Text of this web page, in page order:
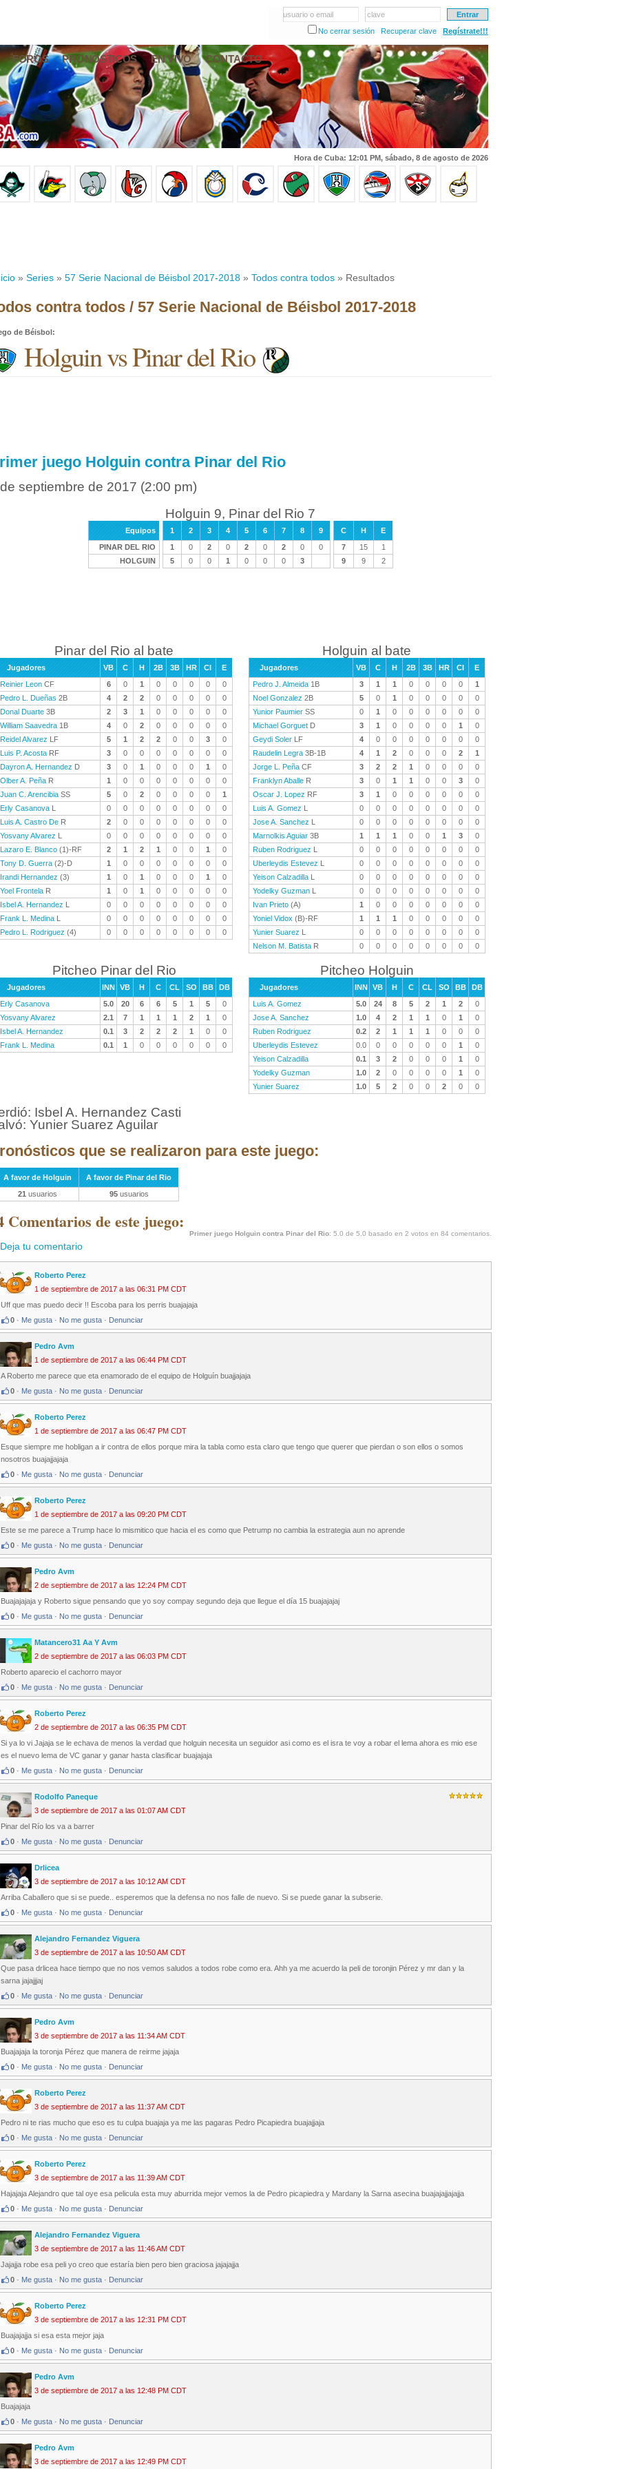
usuario o email
clave
No cerrar sesión
Recuperar clave Regístrate!!!
FOROS PRONÓSTICOS EN VIVO CONTACTO
Hora de Cuba: 12:01 PM, sábado, 8 de agosto de 2026
» Series » 57 Serie Nacional de Béisbol 2017-2018 » Todos contra todos » Resultados
contra todos / 57 Serie Nacional de Béisbol 2017-2018
de Béisbol:
Holguin vs Pinar del Rio
juego Holguin contra Pinar del Rio
septiembre de 2017 (2:00 pm)
Holguin 9, Pinar del Rio 7
Equipos 1 2 3 4 5 6 7 8 9 C H
E
PINAR DEL RIO
1 0 2 0 2 0 2 0 0 7 15
1
HOLGUIN
5 0 0 1 0 0 0 3 9 9 2
Pinar del Rio al bate
Jugadores VB C H 2B 3B HR CI
E
Reinier Leon CF 6 0 1 0 0 0 0
0
Pedro L. Dueñas 2B 4 2 2 0 0 0 0
0
Donal Duarte 3B 2 3 1 0 0 0 0
0
William Saavedra 1B 4 0 2 0 0 0 0
0
Reidel Alvarez LF 5 1 2 2 0 0 3
0
Luis P. Acosta RF 3 0 0 0 0 0 0
0
Dayron A. Hernandez D 3 0 1 0 0 0 1
0
Olber A. Peña R 1 0 0 0 0 0 0
0
Juan C. Arencibia SS 5 0 2 0 0 0 0
1
Erly Casanova L 0 0 0 0 0 0 0
0
Luis A. Castro De R 2 0 0 0 0 0 0
0
Yosvany Alvarez L 0 0 0 0 0 0 0
0
Lazaro E. Blanco (1)-RF 2 1 2 1 0 0 1
0
Tony D. Guerra (2)-D 1 0 0 0 0 0 0
0
Irandi Hernandez (3) 1 0 1 0 0 0 1
0
Yoel Frontela R 1 0 1 0 0 0 0
0
Isbel A. Hernandez L 0 0 0 0 0 0 0
0
Frank L. Medina L 0 0 0 0 0 0 0
0
Pedro L. Rodriguez (4) 0 0 0 0 0 0 0 0
Holguin al bate
Jugadores VB C H 2B 3B HR CI
E
Pedro J. Almeida 1B 3 1 1 0 0 0 0
1
Noel Gonzalez 2B 5 0 1 0 0 0 0
0
Yunior Paumier SS 0 1 0 0 0 0 0
0
Michael Gorguet D 3 1 0 0 0 0 1
0
Geydi Soler LF 4 0 0 0 0 0 0
0
Raudelin Legra 3B-1B 4 1 2 0 0 0 2
1
Jorge L. Peña CF 3 2 2 1 0 0 0
0
Franklyn Aballe R 3 0 1 1 0 0 3
0
Oscar J. Lopez RF 3 1 0 0 0 0 0
0
Luis A. Gomez L 0 0 0 0 0 0 0
0
Jose A. Sanchez L 0 0 0 0 0 0 0
0
Marnolkis Aguiar 3B 1 1 1 0 0 1 3
0
Ruben Rodriguez L 0 0 0 0 0 0 0
0
Uberleydis Estevez L 0 0 0 0 0 0 0
0
Yeison Calzadilla L 0 0 0 0 0 0 0
0
Yodelky Guzman L 0 0 0 0 0 0 0
0
Ivan Prieto (A) 1 0 0 0 0 0 0
0
Yoniel Vidox (B)-RF 1 1 1 0 0 0 0
0
Yunier Suarez L 0 0 0 0 0 0 0
0
Nelson M. Batista R 0 0 0 0 0 0 0 0
Pitcheo Pinar del Rio
Jugadores INN VB H C CL SO BB
DB
Erly Casanova
5.0 20 6 6 5 1 5
0
Yosvany Alvarez
2.1 7 1 1 1 2 1
0
Isbel A. Hernandez
0.1 3 2 2 2 1 0
0
Frank L. Medina
0.1 1 0 0 0 0 0 0
Pitcheo Holguin
Jugadores INN VB H C CL SO BB
DB
Luis A. Gomez
5.0 24 8 5 2 1 2
0
Jose A. Sanchez
1.0 4 2 1 1 0 1
0
Ruben Rodriguez
0.2 2 1 1 1 0 0
0
Uberleydis Estevez
0.0 0 0 0 0 0 1
0
Yeison Calzadilla
0.1 3 2 0 0 0 1
0
Yodelky Guzman
1.0 2 0 0 0 0 1
0
Yunier Suarez
1.0 5 2 0 0 2 0 0
Isbel A. Hernandez Casti
Yunier Suarez Aguilar
que se realizaron para este juego:
A favor de Holguin
A favor de Pinar del Rio
21 usuarios 95usuarios
Comentarios de este juego:
Primer juego Holguin contra Pinar del Rio: 5.0 de 5.0 basado en 2 votos en 84 comentarios.
Deja tu comentario
Roberto Perez
1 de septiembre de 2017 a las 06:31 PM CDT
Uff que mas puedo decir !! Escoba para los perris buajajaja
0 · Me gusta · No me gusta · Denunciar
Pedro Avm
1 de septiembre de 2017 a las 06:44 PM CDT
A Roberto me parece que eta enamorado de el equipo de Holguín buajjajaja
0 · Me gusta · No me gusta · Denunciar
Roberto Perez
1 de septiembre de 2017 a las 06:47 PM CDT
Esque siempre me hobligan a ir contra de ellos porque mira la tabla como esta claro que tengo que querer que pierdan o son ellos o somos
nosotros buajajjajaja
0 · Me gusta · No me gusta · Denunciar
Roberto Perez
1 de septiembre de 2017 a las 09:20 PM CDT
Este se me parece a Trump hace lo mismitico que hacia el es como que Petrump no cambia la estrategia aun no aprende
0 · Me gusta · No me gusta · Denunciar
Pedro Avm
2 de septiembre de 2017 a las 12:24 PM CDT
Buajajajaja y Roberto sigue pensando que yo soy compay segundo deja que llegue el día 15 buajajajaj
0 · Me gusta · No me gusta · Denunciar
Matancero31 Aa Y Avm
2 de septiembre de 2017 a las 06:03 PM CDT
Roberto aparecio el cachorro mayor
0 · Me gusta · No me gusta · Denunciar
Roberto Perez
2 de septiembre de 2017 a las 06:35 PM CDT
Si ya lo vi Jajaja se le echava de menos la verdad que holguin necesita un seguidor asi como es el isra te voy a robar el lema ahora es mio ese
es el nuevo lema de VC ganar y ganar hasta clasificar buajajaja
0 · Me gusta · No me gusta · Denunciar
Rodolfo Paneque
3 de septiembre de 2017 a las 01:07 AM CDT
Pinar del Río los va a barrer
0 · Me gusta · No me gusta · Denunciar
Drlicea
3 de septiembre de 2017 a las 10:12 AM CDT
Arriba Caballero que si se puede.. esperemos que la defensa no nos falle de nuevo. Si se puede ganar la subserie.
0 · Me gusta · No me gusta · Denunciar
Alejandro Fernandez Viguera
3 de septiembre de 2017 a las 10:50 AM CDT
Que pasa drlicea hace tiempo que no nos vemos saludos a todos robe como era. Ahh ya me acuerdo la peli de toronjin Pérez y mr dan y la
sarna jajajjjaj
0 · Me gusta · No me gusta · Denunciar
Pedro Avm
3 de septiembre de 2017 a las 11:34 AM CDT
Buajajaja la toronja Pérez que manera de reirme jajaja
0 · Me gusta · No me gusta · Denunciar
Roberto Perez
3 de septiembre de 2017 a las 11:37 AM CDT
Pedro ni te rias mucho que eso es tu culpa buajaja ya me las pagaras Pedro Picapiedra buajajjaja
0 · Me gusta · No me gusta · Denunciar
Roberto Perez
3 de septiembre de 2017 a las 11:39 AM CDT
Hajajaja Alejandro que tal oye esa pelicula esta muy aburrida mejor vemos la de Pedro picapiedra y Mardany la Sarna asecina buajajajjajajja
0 · Me gusta · No me gusta · Denunciar
Alejandro Fernandez Viguera
3 de septiembre de 2017 a las 11:46 AM CDT
Jajajja robe esa peli yo creo que estaría bien pero bien graciosa jajajajja
0 · Me gusta · No me gusta · Denunciar
Roberto Perez
3 de septiembre de 2017 a las 12:31 PM CDT
Buajajajja si esa esta mejor jaja
0 · Me gusta · No me gusta · Denunciar
Pedro Avm
3 de septiembre de 2017 a las 12:48 PM CDT
Buajajaja
0 · Me gusta · No me gusta · Denunciar
Pedro Avm
3 de septiembre de 2017 a las 12:49 PM CDT